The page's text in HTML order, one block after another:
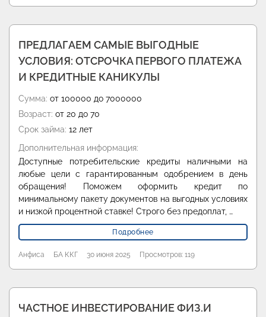
ПРЕДЛАГАЕМ САМЫЕ ВЫГОДНЫЕ
УСЛОВИЯ: ОТСРОЧКА ПЕРВОГО ПЛАТЕЖА
И КРЕДИТНЫЕ КАНИКУЛЫ
Сумма: от 100000 до 7000000
Возраст: от 20 до 70
Срок займа: 12 лет
Дополнительная информация:
Доступные потребительские кредиты наличными на
любые цели с гарантированным одобрением в день
обращения! Поможем оформить кредит по
минимальному пакету документов на выгодных условиях
и низкой процентной ставке! Строго без предоплат, …
Подробнее
Анфиса БА ККГ 30 июня 2025 Просмотров: 119
ЧАСТНОЕ ИНВЕСТИРОВАНИЕ ФИЗ.И